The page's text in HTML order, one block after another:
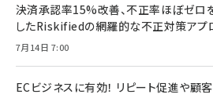
決済承認率15%改善、不正率ほぼゼロ
したRiskifiedの網羅的な不正対策アプ
7月14日 7:00
ECビジネスに有効！ リピート促進や顧